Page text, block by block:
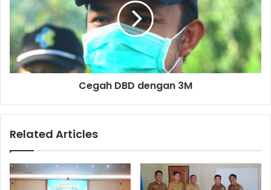
Cegah DBD dengan 3M
Related Articles